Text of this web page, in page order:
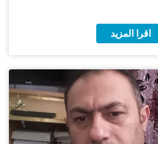
اقرا المزيد